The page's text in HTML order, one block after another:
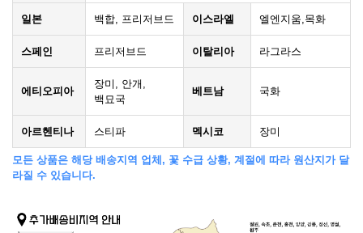
일본 백합, 프리저브드 이스라엘 엘엔지움,목화
스페인 프리저브드 이탈리아 라그라스
에티오피아
장미, 안개,
백묘국
베트남 국화
아르헨티나 스티파 멕시코 장미
모든 상품은 해당 배송지역 업체, 꽃 수급 상황, 계절에 따라 원산지가 달
라질 수 있습니다.